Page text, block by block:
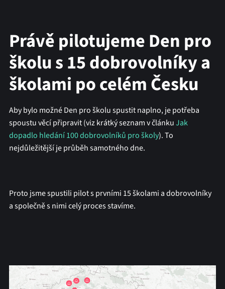
Právě pilotujeme Den pro
školu s 15 dobrovolníky a
školami po celém Česku
Aby bylo možné Den pro školu spustit naplno, je potřeba
spoustu věcí připravit (viz krátký seznam v článkuJak
dopadlo hledání 100 dobrovolníků pro školy). To
nejdůležitější je průběh samotného dne.
Proto jsme spustili pilot s prvními 15 školami a dobrovolníky
a společně s nimi celý proces stavíme.